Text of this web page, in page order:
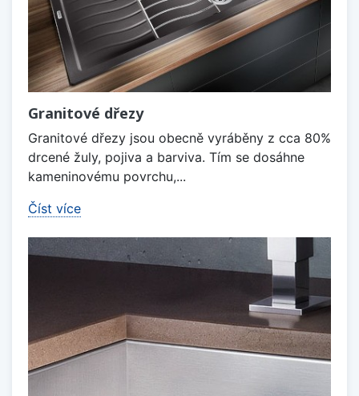
Granitové dřezy
Granitové dřezy jsou obecně vyráběny z cca 80%
drcené žuly, pojiva a barviva. Tím se dosáhne
kameninovému povrchu,...
Číst více